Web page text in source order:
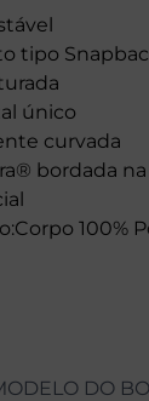
tipo
único
curvada
bordada
100%
DO